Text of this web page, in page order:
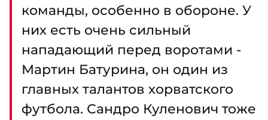
команды, особенно в обороне. У
них есть очень сильный
нападающий перед воротами -
Мартин Батурина, он один из
главных талантов хорватского
футбола. Сандро Куленович тоже